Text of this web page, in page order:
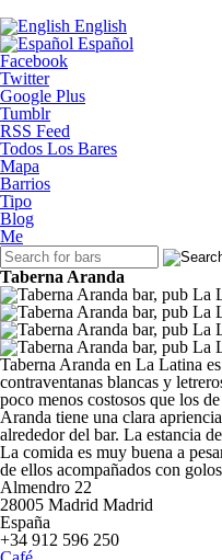
English
Español
Facebook
Twitter
Google Plus
Tumblr
RSS Feed
Menú principal
Todos Los Bares
Mapa
Barrios
Tipo
Blog
Me
Formulario de búsqueda
Taberna Aranda
Taberna Aranda en La Latina
contraventanas blancas y
poco menos costosos que los
Aranda tiene una clara
alrededor del bar. La estancia
La comida es muy buena a
de ellos acompañados con
Almendro 22
28005 Madrid Madrid
España
+34 912 596 250